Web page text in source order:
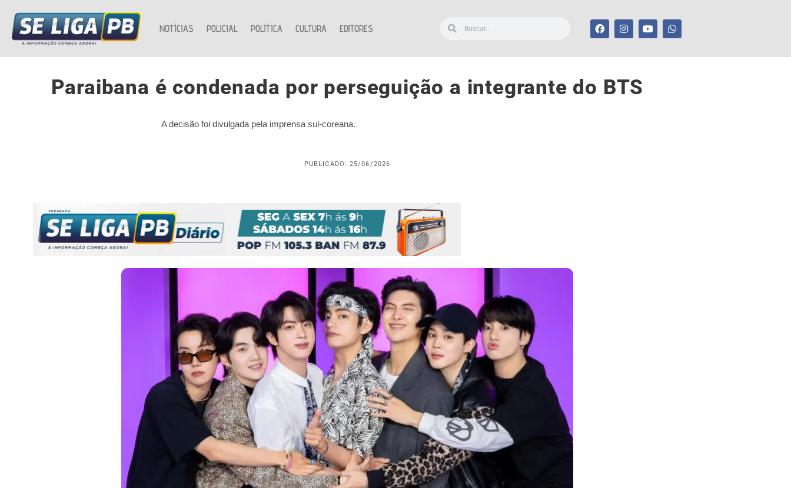
NOTÍCIAS POLICIAL POLÍTICA CULTURA EDITORES
Paraibana é condenada por perseguição a integrante do BTS
A decisão foi divulgada pela imprensa sul-coreana.
PUBLICADO: 25/06/2026